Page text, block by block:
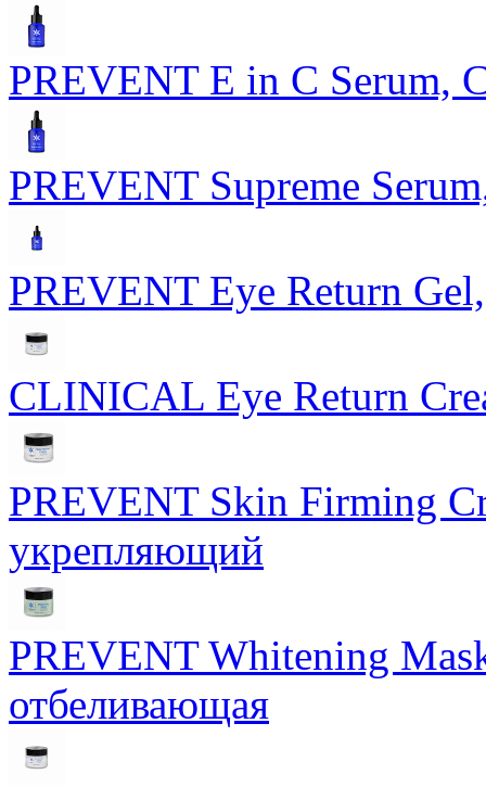
PREVENT E in C Serum,
PREVENT Supreme
PREVENT Eye Return Gel,
CLINICAL Eye Return
PREVENT Skin Firming
укрепляющий
PREVENT Whitening
отбеливающая